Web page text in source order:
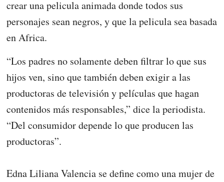
crear una pelicula animada donde todos sus
personajes sean negros, y que la pelicula sea basada
en Africa.
“Los padres no solamente deben filtrar lo que sus
hijos ven, sino que también deben exigir a las
productoras de televisión y películas que hagan
contenidos más responsables,” dice la periodista.
“Del consumidor depende lo que producen las
productoras”.
Edna Liliana Valencia se define como una mujer de